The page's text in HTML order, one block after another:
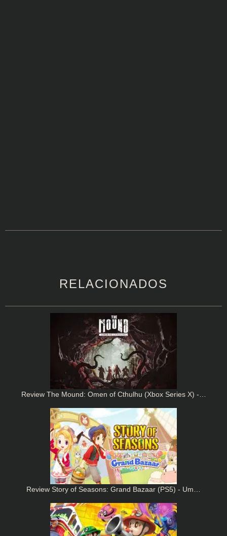
RELACIONADOS
Review The Mound: Omen of Cthulhu (Xbox Series X) -…
Review Story of Seasons: Grand Bazaar (PS5) - Um…